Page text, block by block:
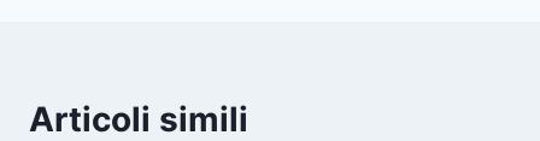
Articoli simili